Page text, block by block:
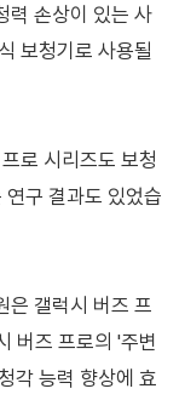
력 손상이 있는 사
보청기로 사용될
로 시리즈도 보청
구 결과도 있었습
은 갤럭시 버즈 프
버즈 프로의 '주변
각 능력 향상에 효